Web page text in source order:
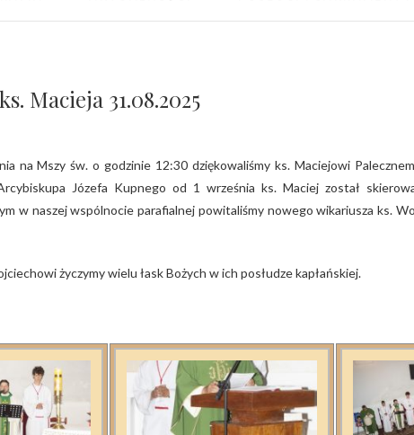
Macieja 31.08.2025
Józefa Kupnego od 1 września ks. Maciej został
w naszej wspólnocie parafialnej powitaliśmy nowego wikariusza ks.
życzymy wielu łask Bożych w ich posłudze kapłańskiej.